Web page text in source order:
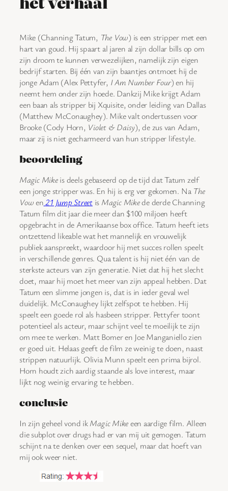
Mike (Channing Tatum, The Vow) is een stripper met een
hart van goud. Hij spaart al jaren al zijn dollar bills op om
zijn droom te kunnen verwezelijken, namelijk zijn eigen
bedrijf starten. Bij één van zijn baantjes ontmoet hij de
jonge Adam (Alex Pettyfer, I Am Number Four) en hij
neemt hem onder zijn hoede. Dankzij Mike krijgt Adam
een baan als stripper bij Xquisite, onder leiding van Dallas
(Matthew McConaughey). Mike valt ondertussen voor
Brooke (Cody Horn, Violet & Daisy), de zus van Adam,
maar zij is niet gecharmeerd van hun stripper lifestyle.
beoordeling
Magic Mikeis deels gebaseerd op de tijd dat Tatum zelf
een jonge stripper was. En hij is erg ver gekomen. Na The
Vowen21 Jump Streetis Magic Mikede derde Channing
Tatum film dit jaar die meer dan $100 miljoen heeft
opgebracht in de Amerikaanse box office. Tatum heeft iets
ontzettend likeable wat het mannelijk en vrouwelijk
publiek aanspreekt, waardoor hij met succes rollen speelt
in verschillende genres. Qua talent is hij niet één van de
sterkste acteurs van zijn generatie. Niet dat hij het slecht
doet, maar hij moet het meer van zijn appeal hebben. Dat
Tatum een slimme jongen is, dat is in ieder geval wel
duidelijk. McConaughey lijkt zelfspot te hebben. Hij
speelt een goede rol als hasbeen stripper. Pettyfer toont
potentieel als acteur, maar schijnt veel te moeilijk te zijn
om mee te werken. Matt Bomer en Joe Manganiello zien
er goed uit. Helaas geeft de film ze weinig te doen, naast
strippen natuurlijk. Olivia Munn speelt een prima bijrol.
Horn houdt zich aardig staande als love interest, maar
lijkt nog weinig ervaring te hebben.
conclusie
In zijn geheel vond ikMagic Mikeeen aardige film. Alleen
die subplot over drugs had er van mij uit gemogen. Tatum
schijnt na te denken over een sequel, maar dat hoeft van
mij ook weer niet.